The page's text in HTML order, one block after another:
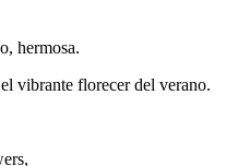
hermosa.
vibrante florecer del verano.